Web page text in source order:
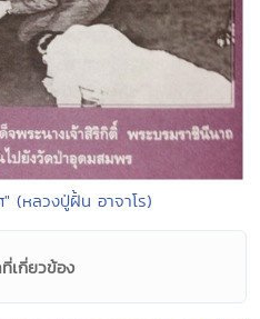
" (หลวงปู่ฝั้น อาจาโร)
เกี่ยวข้อง